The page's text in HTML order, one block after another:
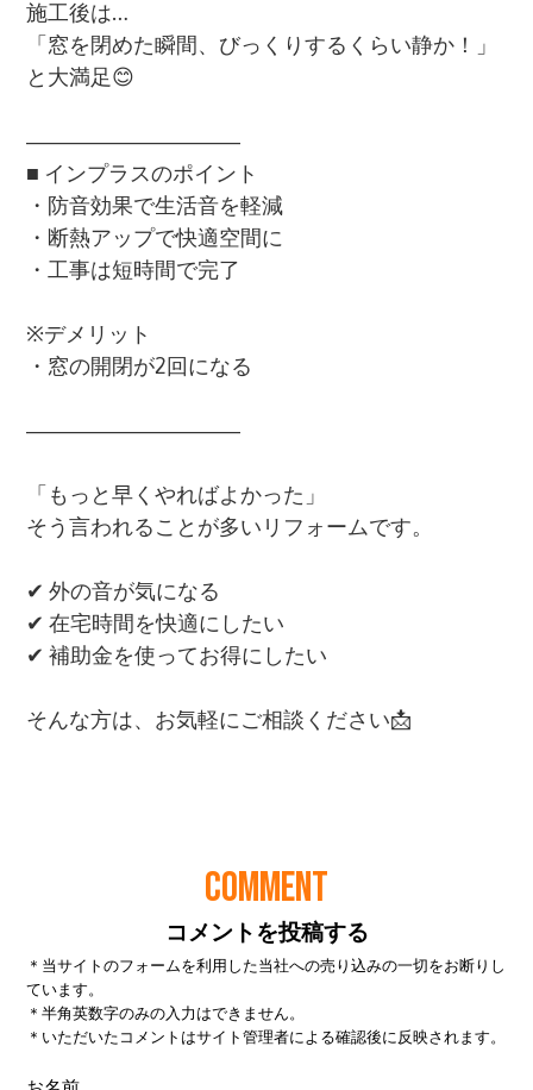
COMMENT
コメントを投稿する
＊当サイトのフォームを利用した当社への売り込みの一切をお断りし
ています。
＊半角英数字のみの入力はできません。
＊いただいたコメントはサイト管理者による確認後に反映されます。